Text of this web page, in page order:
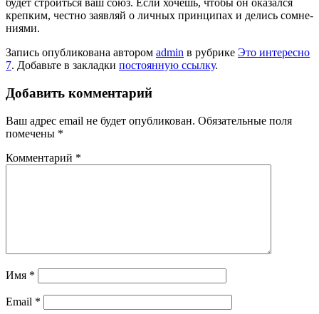
будет строиться ваш союз. Ес­ли хочешь, чтобы он ока­зался
крепким, честно заявляй о личных прин­ципах и делись сомне­
ниями.
Запись опубликована автором admin в рубрике Это интересно
7. Добавьте в закладки постоянную ссылку.
Добавить комментарий
Ваш адрес email не будет опубликован. Обязательные поля
помечены *
Комментарий *
Имя *
Email *